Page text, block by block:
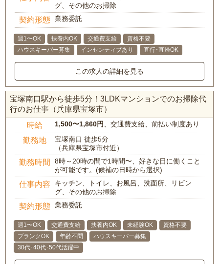
グ、その他のお掃除
契約形態 業務委託
週1〜OK 扶養内OK 交通費支給
資格不要
ハウスキーパー募集
インセンティブあり 直行･直帰OK
この求人の詳細を見る
宝塚南口駅から徒歩5分！3LDKマンションでのお掃除代
行のお仕事（兵庫県宝塚市）
時給 1,500〜1,860円 、交通費支給、前払い制度あり
勤務地
宝塚南口 徒歩5分
（兵庫県宝塚市付近）
勤務時間
8時～20時の間で1時間〜、好きな日に働くこと
が可能です。(候補の日時から選択)
仕事内容
キッチン、トイレ、お風呂、洗面所、リビン
グ、その他のお掃除
契約形態 業務委託
週1〜OK 交通費支給 扶養内OK 未経験OK
資格不要
ブランクOK
年齢不問
ハウスキーパー募集
30代･40代･50代活躍中